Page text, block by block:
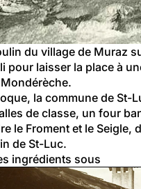
du village de Muraz
pour laisser la place à
la commune de St-
de classe, un four
le Froment et le
de St-Luc.
ingrédients sous